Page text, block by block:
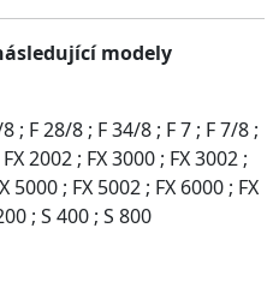
modely
; F 28/8 ; F 34/8 ; F 7 ; F 7/8 ;
2002 ; FX 3000 ; FX 3002 ;
5000 ; FX 5002 ; FX 6000 ; FX
; S 400 ; S 800